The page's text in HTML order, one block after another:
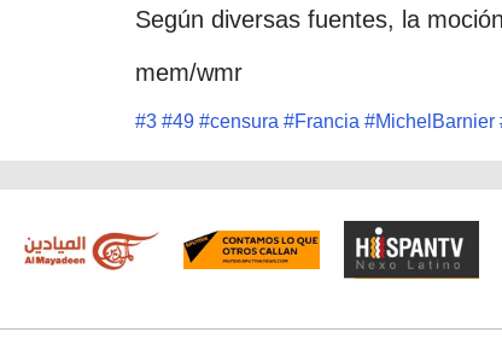
Según diversas fuentes, la
mem/wmr
#3 #49 #censura #Francia #MichelBarnier